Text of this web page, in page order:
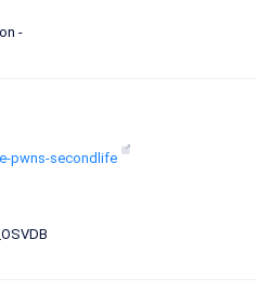
-
pwns-secondlife